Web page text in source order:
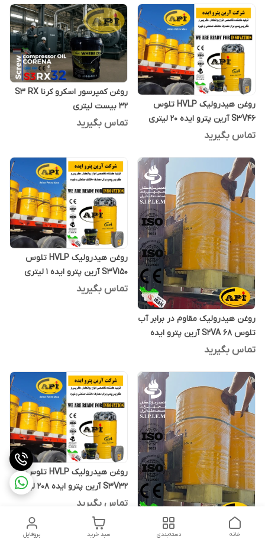
روغن هیدرولیک HVLP تلوس
S3V46 آرین پترو ایده 20 لیتری
تماس بگیرید
روغن کمپرسور اسکرو کرنا S3 RX
32 بیست لیتری
تماس بگیرید
روغن هیدرولیک مقاوم در برابر آب
تلوس S2VA 68 آرین پترو ایده
بشکه 208 لیتری
تماس بگیرید
روغن هیدرولیک HVLP تلوس
S3V150 آرین پترو ایده 1 لیتری
تماس بگیرید
روغن هیدرولیک مقاوم در برابر آب
روغن هیدرولیک HVLP تلوس
S3V32 آرین پترو ایده 208 لیتری
تماس بگیرید
پروفایل سبد خرید دسته‌بندی خانه